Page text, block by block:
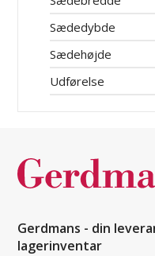
Sædedybde
Sædehøjde
Udførelse
Gerdmans - din
lagerinventar